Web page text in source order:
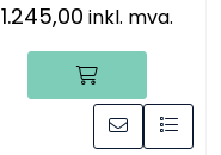
1.245,00 inkl. mva.